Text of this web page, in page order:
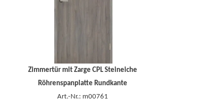
Zimmertür mit Zarge CPL Steineiche
Röhrenspanplatte Rundkante
Art.-Nr.: m00761